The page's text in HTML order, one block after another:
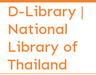
D-Library |
National
Library of
Thailand